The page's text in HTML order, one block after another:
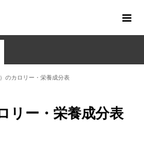
のカロリー・栄養成分表
リー・栄養成分表